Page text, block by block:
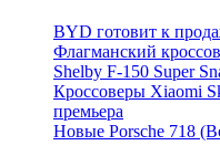
BYD готовит к
Флагманский
Shelby F-150 Super
Кроссоверы Xiaomi
премьера
Новые Porsche 718